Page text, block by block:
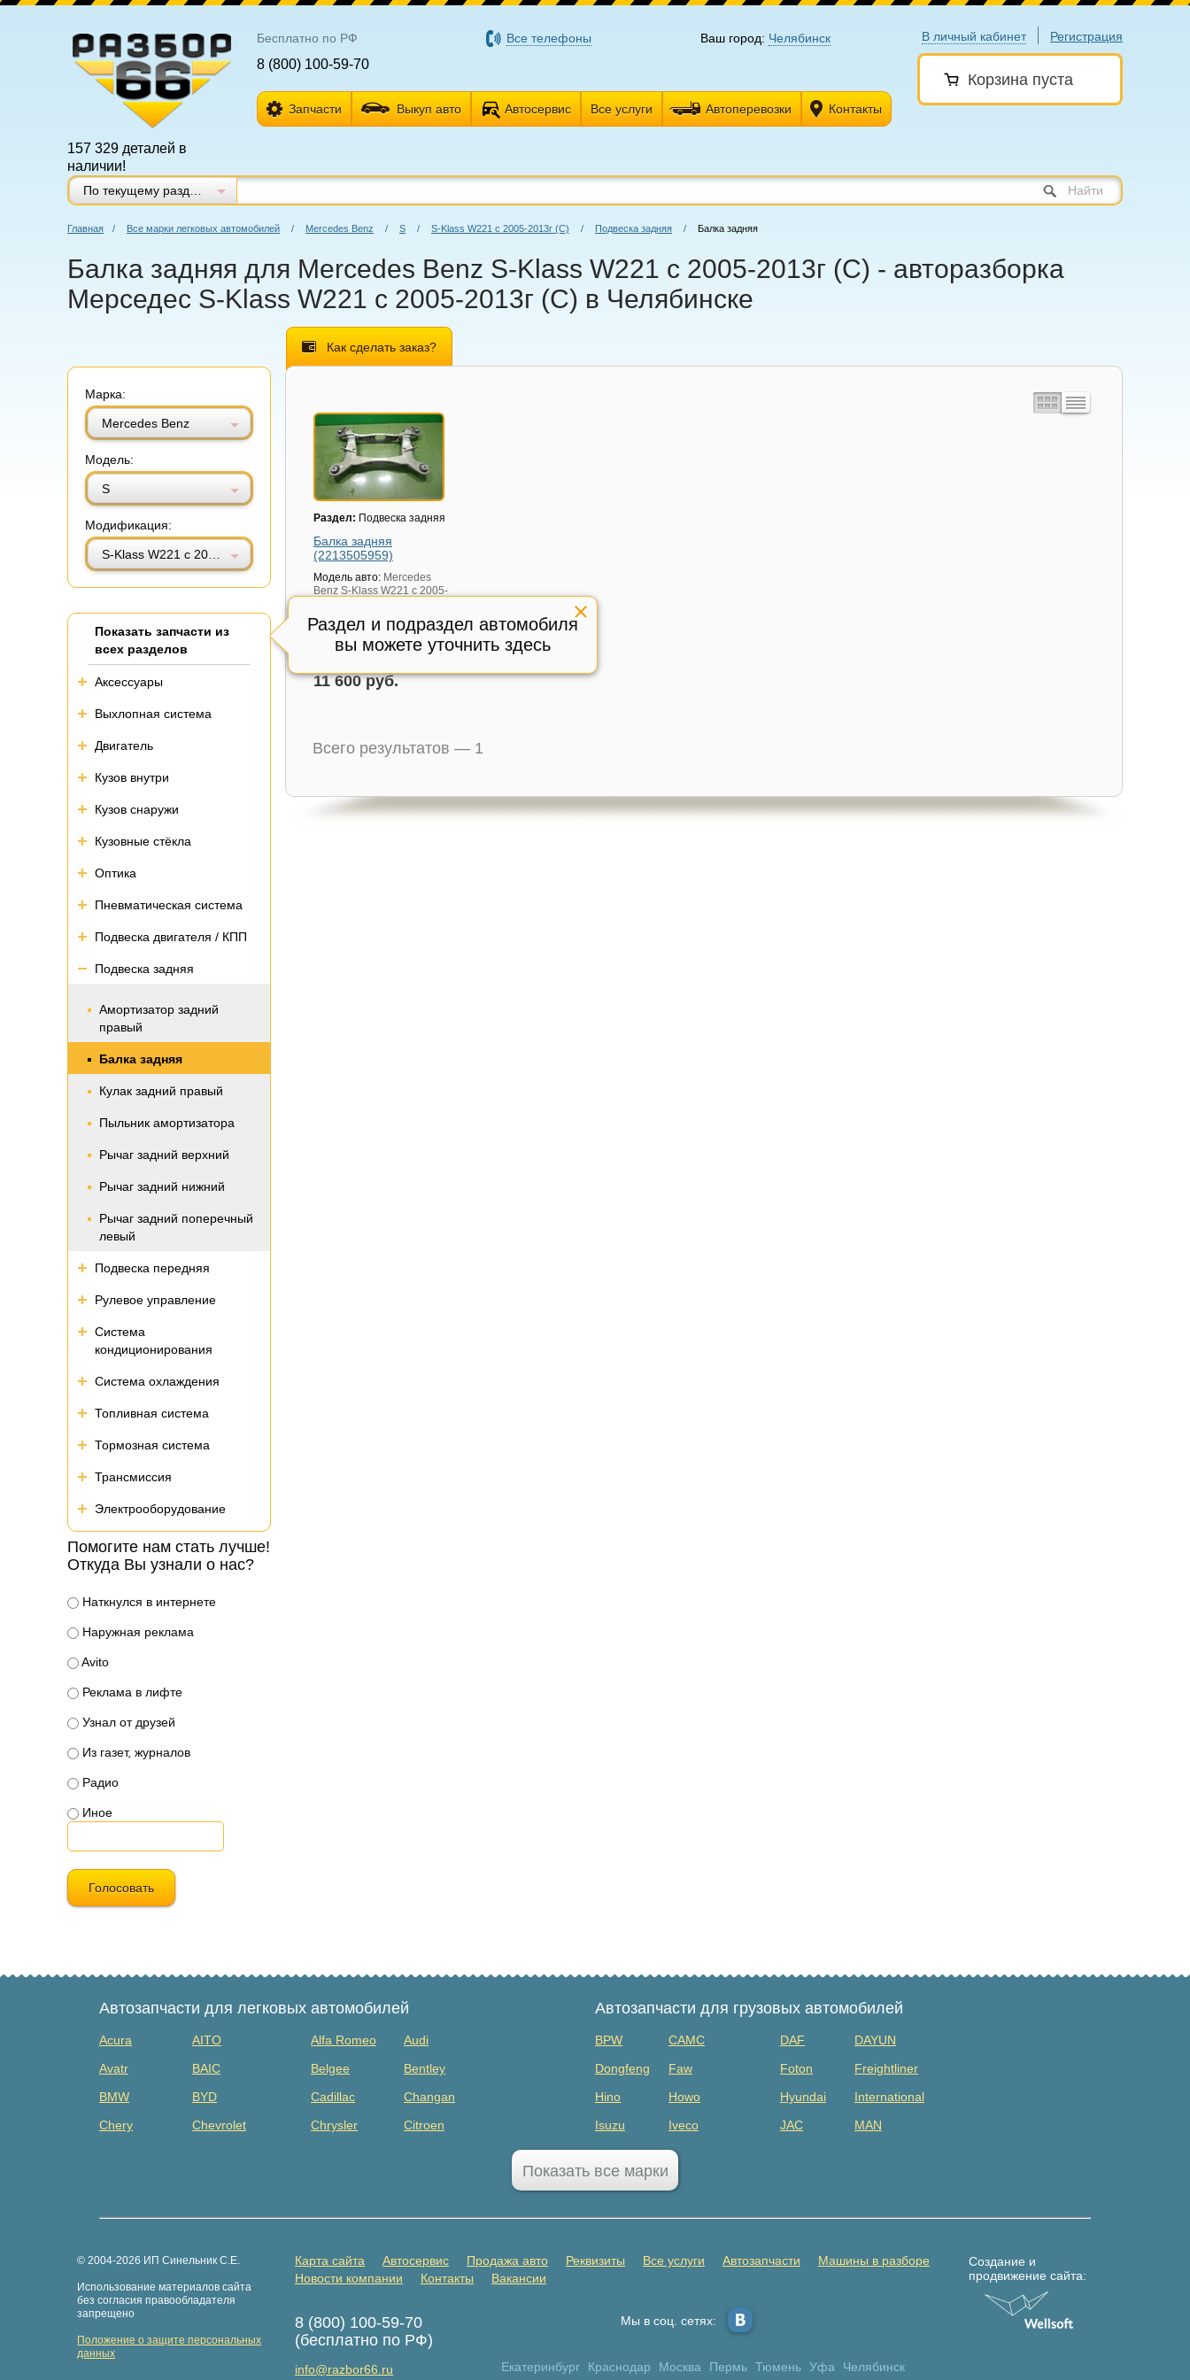
В личный кабинет Регистрация
Корзина пуста
157 329 деталей в
наличии!
Бесплатно по РФ
8 (800) 100-59-70
Все телефоны Ваш город: Челябинск
Запчасти Выкуп авто Автосервис Все услуги Автоперевозки Контакты
Найти
Главная / Все марки легковых автомобилей / Mercedes Benz / S / S-Klass W221 с 2005-2013г (С) / Подвеска задняя / Балка задняя
Балка задняя для Mercedes Benz S-Klass W221 с 2005-2013г (С) - авторазборка
Мерседес S-Klass W221 с 2005-2013г (С) в Челябинске
Марка:
Mercedes Benz
Модель:
S
Модификация:
Раздел и подраздел автомобиля
вы можете уточнить здесь
Показать запчасти из
всех разделов
Аксессуары
Выхлопная система
Двигатель
Кузов внутри
Кузов снаружи
Кузовные стёкла
Оптика
Пневматическая система
Подвеска двигателя / КПП
Подвеска задняя
Амортизатор задний
правый
Балка задняя
Кулак задний правый
Пыльник амортизатора
Рычаг задний верхний
Рычаг задний нижний
Рычаг задний поперечный
левый
Подвеска передняя
Рулевое управление
Система
кондиционирования
Система охлаждения
Топливная система
Тормозная система
Трансмиссия
Электрооборудование
Помогите нам стать лучше!
Откуда Вы узнали о нас?
Наткнулся в интернете
Наружная реклама
Avito
Реклама в лифте
Узнал от друзей
Из газет, журналов
Радио
Иное
Голосовать
Как сделать заказ?
Раздел: Подвеска задняя
Балка задняя
(2213505959)
Модель авто: Mercedes
Benz S-Klass W221 с 2005-
Артикул:2213505959
Состояние:Отличное,
11 600 руб.
Всего результатов — 1
Автозапчасти для легковых автомобилей
Acura AITO Alfa Romeo
Audi
Avatr
BAIC Belgee
Bentley
BMW
BYD Cadillac
Changan
Chery
Chevrolet Chrysler
Citroen
Great Wall
Haima Haval
Honda
Hongqi
Hummer
Isuzu
JAC
Jaecoo
Jaguar
Jetta
Автозапчасти для грузовых автомобилей
BPW CAMC DAF
DAYUN
Dongfeng
Faw Foton
Freightliner
Hino
Howo Hyundai
International
Isuzu
Iveco JAC
MAN
MAZ
Mercedes Benz
Scania
Прицепы
Показать все марки
© 2004-2026 ИП Синельник С.Е.
Использование материалов сайта
без согласия правообладателя
запрещено
Положение о защите персональных
данных
Карта сайта Автосервис Продажа авто Реквизиты Все услуги Автозапчасти
Машины в разборе
Новости компании
Контакты Вакансии
8 (800) 100-59-70
(бесплатно по РФ)
info@razbor66.ru
Мы в соц. сетях:
Екатеринбург Краснодар Москва Пермь Тюмень Уфа Челябинск
Создание и
продвижение сайта: